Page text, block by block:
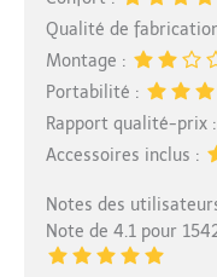
Qualité de
Montage :
Portabilité :
Rapport qualité-prix :
Accessoires inclus :
Notes des
Note de 4.1 pour